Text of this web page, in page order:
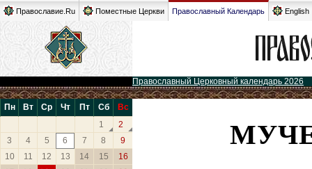
Православие.Ru Поместные Церкви Православный Календарь English
Православный Церковный календарь 2026
Пн Вт Ср Чт Пт Сб
Вс
1
2
3
4 5 6 7 8
9
10
11 12 13 14 15
16